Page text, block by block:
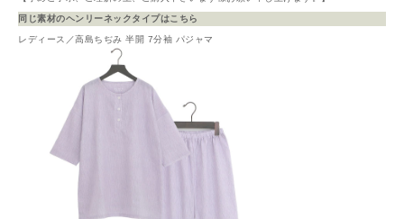
同じ素材のヘンリーネックタイプはこちら
レディース／高島ちぢみ 半開 7分袖 パジャマ